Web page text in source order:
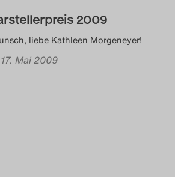
2009
liebe Kathleen Morgeneyer!
Mai 2009